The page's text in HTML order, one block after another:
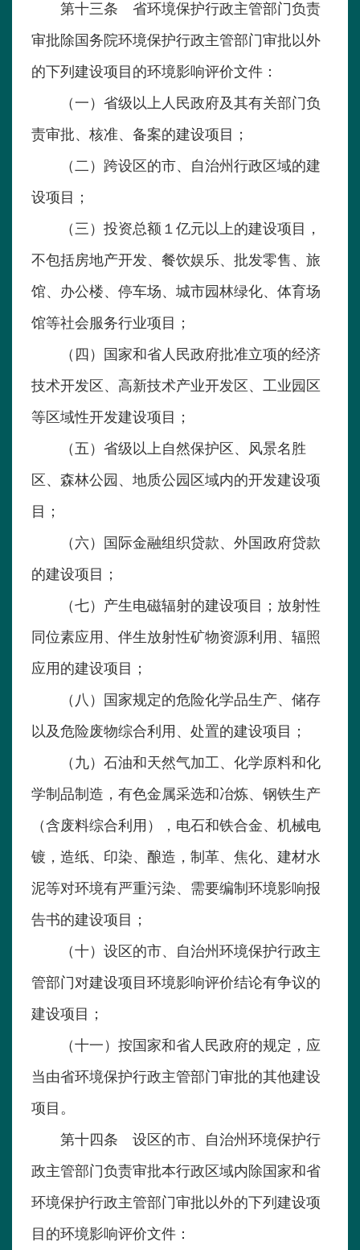
第十三条 省环境保护行政主管部门负责
审批除国务院环境保护行政主管部门审批以外
的下列建设项目的环境影响评价文件：
（一）省级以上人民政府及其有关部门负
责审批、核准、备案的建设项目；
（二）跨设区的市、自治州行政区域的建
设项目；
（三）投资总额１亿元以上的建设项目，
不包括房地产开发、餐饮娱乐、批发零售、旅
馆、办公楼、停车场、城市园林绿化、体育场
馆等社会服务行业项目；
（四）国家和省人民政府批准立项的经济
技术开发区、高新技术产业开发区、工业园区
等区域性开发建设项目；
（五）省级以上自然保护区、风景名胜
区、森林公园、地质公园区域内的开发建设项
目；
（六）国际金融组织贷款、外国政府贷款
的建设项目；
（七）产生电磁辐射的建设项目；放射性
同位素应用、伴生放射性矿物资源利用、辐照
应用的建设项目；
（八）国家规定的危险化学品生产、储存
以及危险废物综合利用、处置的建设项目；
（九）石油和天然气加工、化学原料和化
学制品制造，有色金属采选和冶炼、钢铁生产
（含废料综合利用），电石和铁合金、机械电
镀，造纸、印染、酿造，制革、焦化、建材水
泥等对环境有严重污染、需要编制环境影响报
告书的建设项目；
（十）设区的市、自治州环境保护行政主
管部门对建设项目环境影响评价结论有争议的
建设项目；
（十一）按国家和省人民政府的规定，应
当由省环境保护行政主管部门审批的其他建设
项目。
第十四条 设区的市、自治州环境保护行
政主管部门负责审批本行政区域内除国家和省
环境保护行政主管部门审批以外的下列建设项
目的环境影响评价文件：